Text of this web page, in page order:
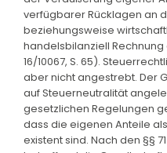
verfügbarer Rücklagen an
beziehungsweise
handelsbilanziell
16/10067, S. 65).
aber nicht angestrebt. Der
auf Steuerneutralität
gesetzlichen Regelungen
dass die eigenen Anteile
existent sind. Nach den §§